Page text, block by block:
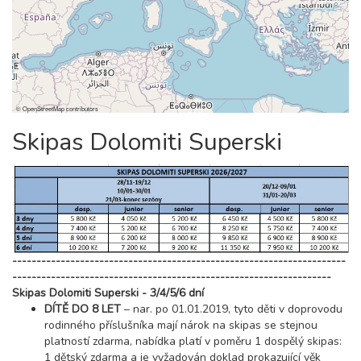
28 400 Kč rezervovat
16.01. - 20.01.27
sobota - středa
5 dní (4 noci)
20 300 Kč rezervovat
16.01. - 21.01.27
6 dní (5 nocí)
25 400 Kč rezervovat
16.01. - 23.01.27
8 dní (7 nocí)
30 200 Kč rezervovat
23.01. - 27.01.27
sobota - středa
5 dní (4 noci)
20 300 Kč rezervovat
23.01. - 28.01.27
sobota - čtvrtek
6 dní (5 nocí)
25 400 Kč rezervovat
23.01. - 30.01.27
©OpenStreetMapcontributors
Skipas Dolomiti Superski
---------------------------------------------------------------------
------------------------------------------------------------------
Skipas Dolomiti Superski - 3/4/5/6 dní
DÍTĚ DO 8 LET – nar. po 01.01.2019, tyto děti v doprovodu
rodinného příslušníka mají nárok na skipas se stejnou
platností zdarma, nabídka platí v poměru 1 dospělý skipas:
1 dětský zdarma a je vyžadován doklad prokazující věk